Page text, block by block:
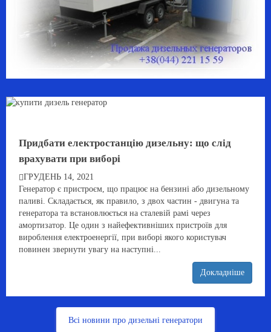
Придбати електростанцію дизельну: що слід
врахувати при виборі
ГРУДЕНЬ 14, 2021
Генератор є пристроєм, що працює на бензині або дизельному
паливі. Складається, як правило, з двох частин - двигуна та
генератора та встановлюється на сталевій рамі через
амортизатор. Це один з найефективніших пристроїв для
вироблення електроенергії, при виборі якого користувач
повинен звернути увагу на наступні...
Докладніше
Всі новини про дизельні генератори